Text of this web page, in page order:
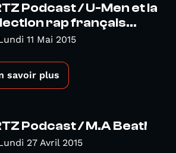
Podcast / U-Men et la
rap français...
11 Mai 2015
savoir plus
Podcast / M.A Beat!
27 Avril 2015